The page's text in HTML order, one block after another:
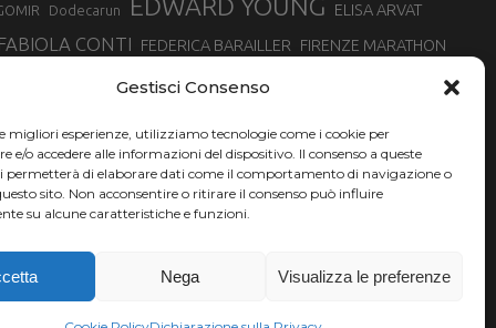
Gestisci Consenso
migliori esperienze, utilizziamo tecnologie come i cookie per
e/o accedere alle informazioni del dispositivo. Il consenso a queste
permetterà di elaborare dati come il comportamento di navigazione o
sito. Non acconsentire o ritirare il consenso può influire
su alcune caratteristiche e funzioni.
Nega Visualizza le preferenze
Dodecarun ELISA ARVAT
FABIOLA CONTI FEDERICA BARAILLER FIRENZE MARATHON
GIOVANNA EPIS GIULIANO CAVALLO
DI TORINO MARATONINA MARCELLA BELLETTI MARCO OLMO
MONVISO VERTICAL RACE NADIA BATTOCLETTI
BONALDI SILVIA RAMPAZZO
CHEVRIER YEMAN CRIPPA